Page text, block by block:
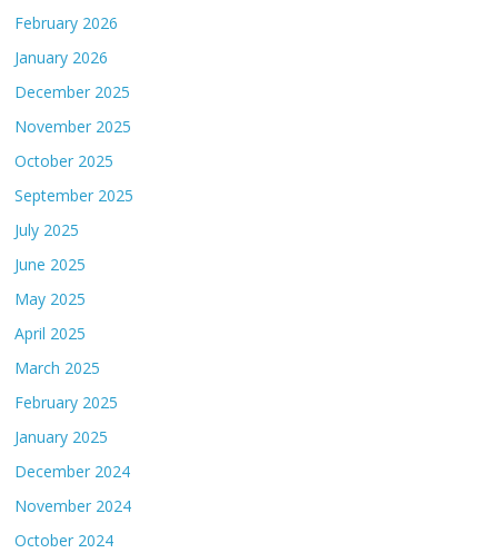
February 2026
January 2026
December 2025
November 2025
October 2025
September 2025
July 2025
June 2025
May 2025
April 2025
March 2025
February 2025
January 2025
December 2024
November 2024
October 2024